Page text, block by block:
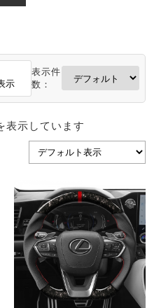
示
表示件
数：
表示しています